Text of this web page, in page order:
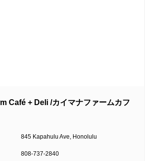
Café + Deli /カイマナファームカフ
845 Kapahulu Ave, Honolulu
808-737-2840